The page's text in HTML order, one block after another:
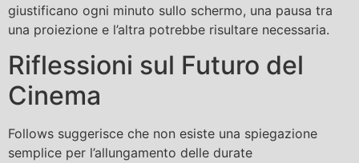
giustificano ogni minuto sullo schermo, una pausa tra
una proiezione e l’altra potrebbe risultare necessaria.
Riflessioni sul Futuro del
Cinema
Follows suggerisce che non esiste una spiegazione
semplice per l’allungamento delle durate